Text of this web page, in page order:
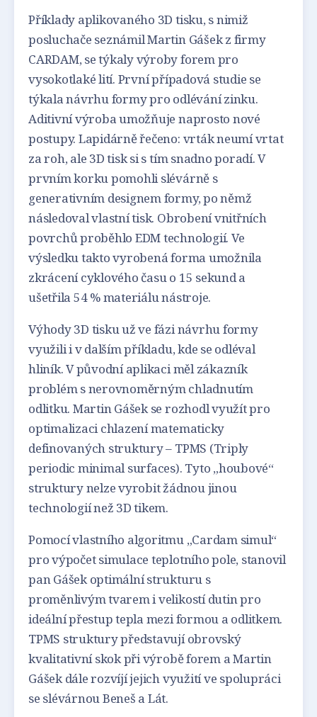
Příklady aplikovaného 3D tisku, s nimiž
posluchače seznámil Martin Gášek z firmy
CARDAM, se týkaly výroby forem pro
vysokotlaké lití. První případová studie se
týkala návrhu formy pro odlévání zinku.
Aditivní výroba umožňuje naprosto nové
postupy. Lapidárně řečeno: vrták neumí vrtat
za roh, ale 3D tisk si s tím snadno poradí. V
prvním korku pomohli slévárně s
generativním designem formy, po němž
následoval vlastní tisk. Obrobení vnitřních
povrchů proběhlo EDM technologií. Ve
výsledku takto vyrobená forma umožnila
zkrácení cyklového času o 15 sekund a
ušetřila 54 % materiálu nástroje.
Výhody 3D tisku už ve fázi návrhu formy
využili i v dalším příkladu, kde se odléval
hliník. V původní aplikaci měl zákazník
problém s nerovnoměrným chladnutím
odlitku. Martin Gášek se rozhodl využít pro
optimalizaci chlazení matematicky
definovaných struktury – TPMS (Triply
periodic minimal surfaces). Tyto „houbové“
struktury nelze vyrobit žádnou jinou
technologií než 3D tikem.
Pomocí vlastního algoritmu „Cardam simul“
pro výpočet simulace teplotního pole, stanovil
pan Gášek optimální strukturu s
proměnlivým tvarem i velikostí dutin pro
ideální přestup tepla mezi formou a odlitkem.
TPMS struktury představují obrovský
kvalitativní skok při výrobě forem a Martin
Gášek dále rozvíjí jejich využití ve spolupráci
se slévárnou Beneš a Lát.